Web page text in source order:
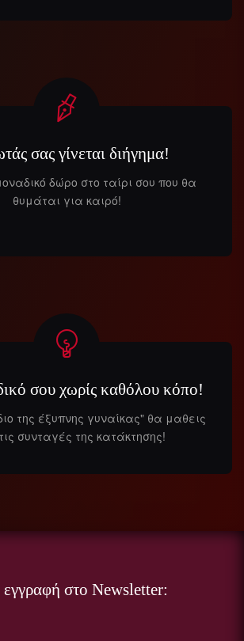
σας γίνεται διήγημα!
δώρο στο ταίρι σου που θα
θυμάται για καιρό!
σου χωρίς καθόλου κόπο!
της έξυπνης γυναίκας" θα μαθεις
συνταγές της κατάκτησης!
στο Newsletter: